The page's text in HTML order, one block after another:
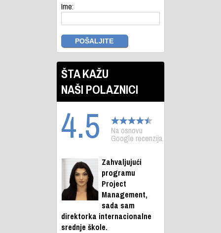
Ime:
ŠTA KAŽU
NAŠI POLAZNICI
4.5 Na osnovu
Google recenzija.
Zahvaljujući
programu
Project
Management,
sada sam
direktorka internacionalne
srednje škole.